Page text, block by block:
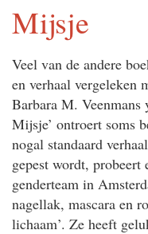
Mijsje
Veel van de andere
en verhaal vergeleken
Barbara M. Veenmans
Mijsje’ ontroert soms
nogal standaard
gepest wordt, probeert
genderteam in
nagellak, mascara en
lichaam’. Ze heeft